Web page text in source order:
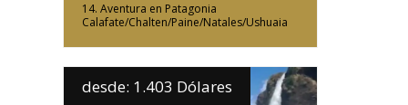
14. Aventura en Patagonia
Calafate/Chalten/Paine/Natales/Ushuaia
desde: 1.403 Dólares